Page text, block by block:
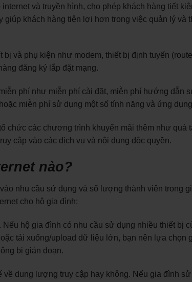
và truyền hình, cho phép khách hàng tiết
khách hàng tiện lợi hơn trong việc quản lý và
và phụ kiện như modem, thiết bị định tuyến
đăng ký lắp đặt mạng.
phí như miễn phí cài đặt, miễn phí hướng dẫn
miễn phí sử dụng một số tính năng và ứng
chức các chương trình khuyến mãi thêm như quà
cập vào các dịch vụ và nội dung độc quyền.
nào?
nhu cầu sử dụng và số lượng thành viên trong
cho hộ gia đình:
hộ gia đình có nhu cầu sử dụng nhiều thiết bị
tải xuống/upload dữ liệu lớn, bạn nên lựa chọn
bị gián đoạn.
dung lượng truy cập hay không. Nếu gia đình